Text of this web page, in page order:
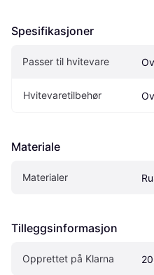
Spesifikasjoner
Passer til hvitevare
Hvitevaretilbehør
Materiale
Materialer
Tilleggsinformasjon
Opprettet på Klarna